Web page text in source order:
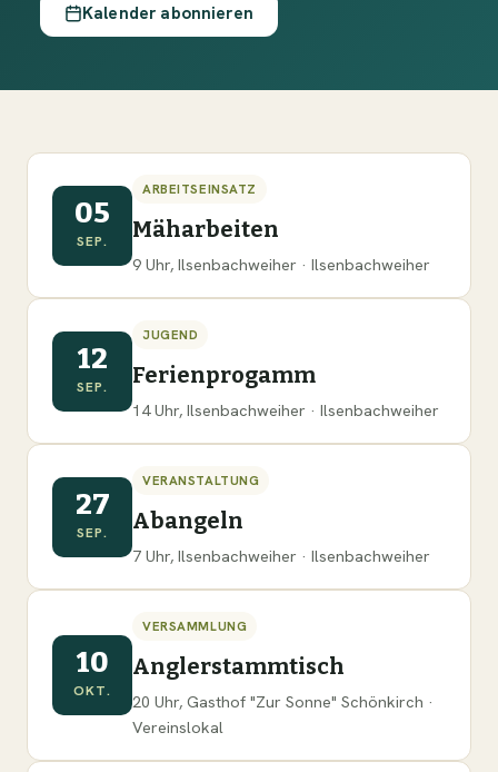
Kalender abonnieren
05
SEP.
ARBEITSEINSATZ
Mäharbeiten
9 Uhr, Ilsenbachweiher · Ilsenbachweiher
12
SEP.
JUGEND
Ferienprogamm
14 Uhr, Ilsenbachweiher · Ilsenbachweiher
27
SEP.
VERANSTALTUNG
Abangeln
7 Uhr, Ilsenbachweiher · Ilsenbachweiher
10
OKT.
VERSAMMLUNG
Anglerstammtisch
20 Uhr, Gasthof "Zur Sonne" Schönkirch ·
Vereinslokal